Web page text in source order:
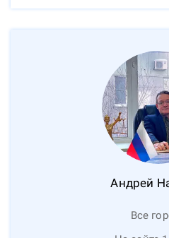
Андрей
Все